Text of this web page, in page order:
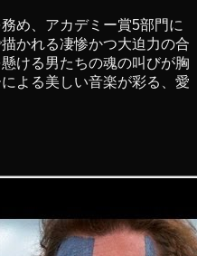
め、アカデミー賞5部門に
かれる凄惨かつ大迫力の合
ける男たちの魂の叫びが胸
よる美しい音楽が彩る、愛